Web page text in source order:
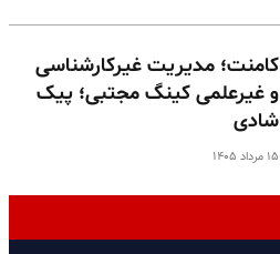
کامنت؛ مدیریت غیرکارشناسی
و غیرعلمی کینگ مجتبی؛ پیک
شادی
۱۵ مرداد ۱۴۰۵